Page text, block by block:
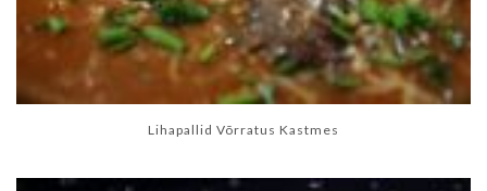
Lihapallid Võrratus Kastmes